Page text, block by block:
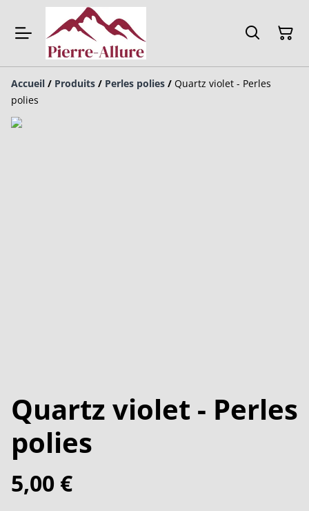
Accueil / Produits / Perles polies / Quartz violet - Perles
polies
Quartz violet - Perles
polies
5,00 €